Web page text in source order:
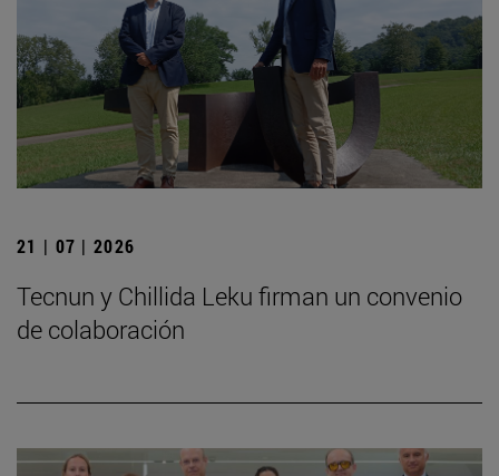
21 | 07 | 2026
Tecnun y Chillida Leku firman un convenio
de colaboración